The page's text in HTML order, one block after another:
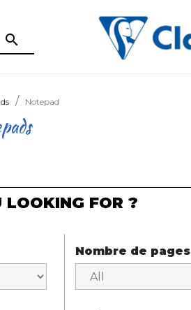
search
Notepad
FOR ?
Nombre de pages